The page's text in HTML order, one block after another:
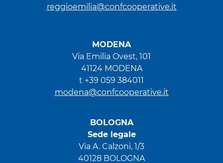
reggioemilia@confcooperative.it
MODENA
Via Emilia Ovest, 101
41124 MODENA
t +39 059 384011
modena@confcooperative.it
BOLOGNA
Sede legale
Via A. Calzoni, 1/3
40128 BOLOGNA